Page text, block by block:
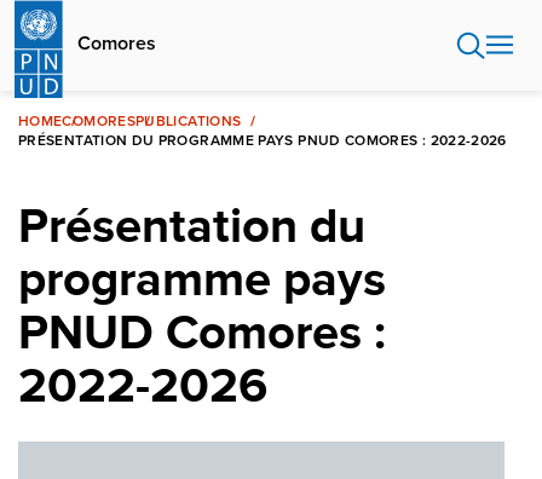
Aller
contenu
principal
Comores
HOMECOMORESPUBLICATIONS
PRÉSENTATION DU PROGRAMME PAYS PNUD COMORES : 2022-2026
Présentation du
programme pays
PNUD Comores :
2022-2026